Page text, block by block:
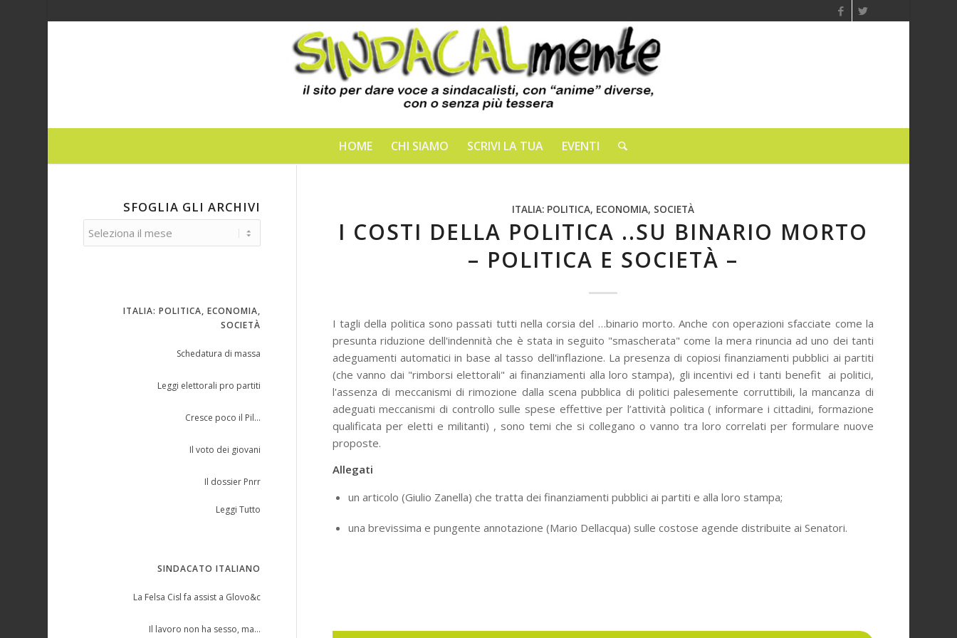
HOME CHI SIAMO SCRIVI LA TUA EVENTI
ITALIA: POLITICA, ECONOMIA, SOCIETÀ
I COSTI DELLA POLITICA ..SU BINARIO MORTO
– POLITICA E SOCIETÀ –
I tagli della politica sono passati tutti nella corsia del …binario morto. Anche con operazioni sfacciate come la
presunta riduzione dell'indennità che è stata in seguito "smascherata" come la mera rinuncia ad uno dei tanti
adeguamenti automatici in base al tasso dell'inflazione. La presenza di copiosi finanziamenti pubblici ai partiti
(che vanno dai "rimborsi elettorali" ai finanziamenti alla loro stampa), gli incentivi ed i tanti benefit ai politici,
l'assenza di meccanismi di rimozione dalla scena pubblica di politici palesemente corruttibili, la mancanza di
adeguati meccanismi di controllo sulle spese effettive per l’attività politica ( informare i cittadini, formazione
qualificata per eletti e militanti) , sono temi che si collegano o vanno tra loro correlati per formulare nuove
proposte.
Allegati
un articolo (Giulio Zanella) che tratta dei finanziamenti pubblici ai partiti e alla loro stampa;
una brevissima e pungente annotazione (Mario Dellacqua) sulle costose agende distribuite ai Senatori.
SFOGLIA GLI ARCHIVI
ITALIA: POLITICA, ECONOMIA,
SOCIETÀ
Schedatura di massa
Leggi elettorali pro partiti
Cresce poco il Pil…
Il voto dei giovani
Il dossier Pnrr
Leggi Tutto
SINDACATO ITALIANO
La Felsa Cisl fa assist a Glovo&c
Il lavoro non ha sesso, ma…